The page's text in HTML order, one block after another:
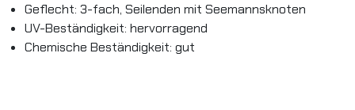
Geflecht: 3-fach, Seilenden mit Seemannsknoten
UV-Beständigkeit: hervorragend
Chemische Beständigkeit: gut